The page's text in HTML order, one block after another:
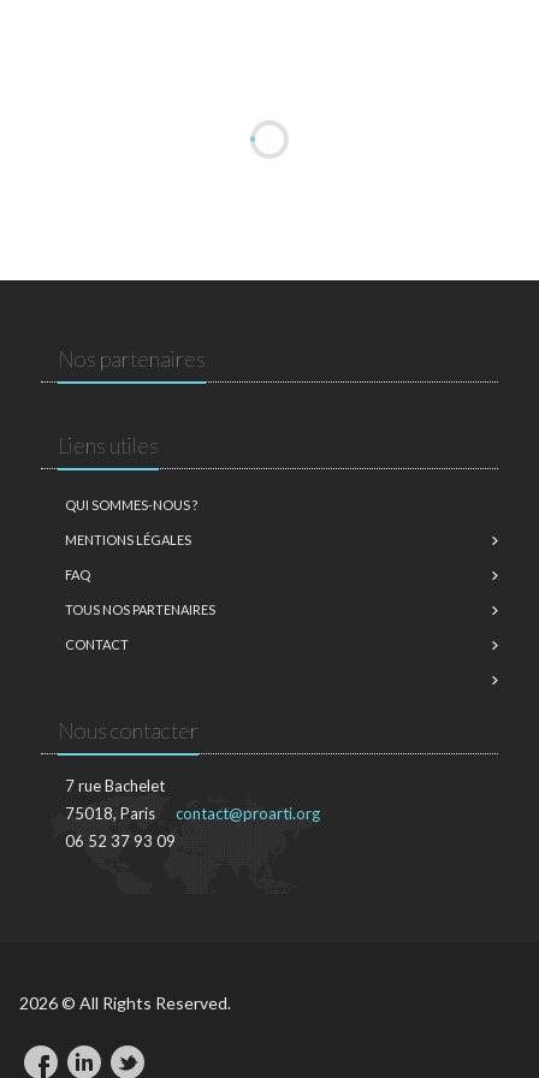
Nos partenaires
Liens utiles
QUI SOMMES-NOUS ?
MENTIONS LÉGALES
FAQ
TOUS NOS PARTENAIRES
CONTACT
Nous contacter
7 rue Bachelet
75018, Paris
06 52 37 93 09
contact@proarti.org
2026 © All Rights Reserved.